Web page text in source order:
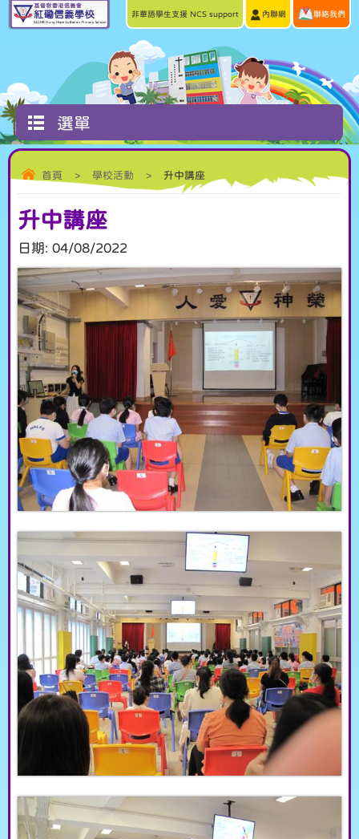
非華語學生支援 NCS support 內聯網 聯絡我們
選單
首頁 > 學校活動 > 升中講座
升中講座
日期: 04/08/2022